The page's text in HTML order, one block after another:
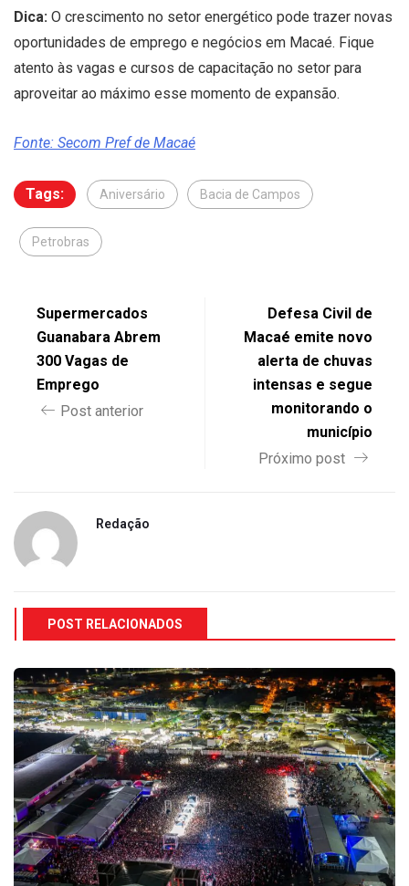
Dica: O crescimento no setor energético pode trazer novas
oportunidades de emprego e negócios em Macaé. Fique
atento às vagas e cursos de capacitação no setor para
aproveitar ao máximo esse momento de expansão.
Fonte: Secom Pref de Macaé
Tags: Aniversário Bacia de Campos
Petrobras
Supermercados
Guanabara Abrem
300 Vagas de
Emprego
Post anterior
Defesa Civil de
Macaé emite novo
alerta de chuvas
intensas e segue
monitorando o
município
Próximo post
Redação
POST RELACIONADOS